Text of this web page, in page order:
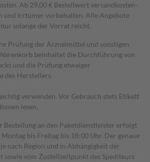
Ab 29,00 € Bestell­wert versand­kosten­
und Irrtümer vorbehalten. Alle Angebote
solange der Vorrat reicht.
Prüfung der Arzneimittel und sonstigen
beinhaltet die Durchführung von
und die Prüfung etwaiger
des Herstellers.
verwenden. Vor Gebrauch stets Etikett
lesen.
Bestellung an den Paketdienstleister erfolgt
bis Freitag bis 18:00 Uhr. Der genaue
nach Region und in Abhängigkeit der
vom Zustellzeitpunkt des Spediteurs